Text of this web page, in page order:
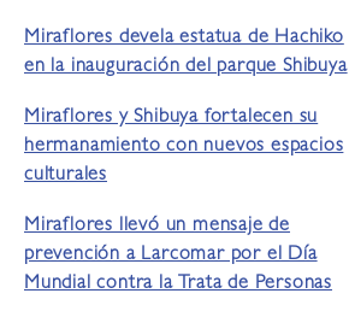
Miraflores devela estatua de Hachiko
en la inauguración del parque Shibuya
Miraflores y Shibuya fortalecen su
hermanamiento con nuevos espacios
culturales
Miraflores llevó un mensaje de
prevención a Larcomar por el Día
Mundial contra la Trata de Personas